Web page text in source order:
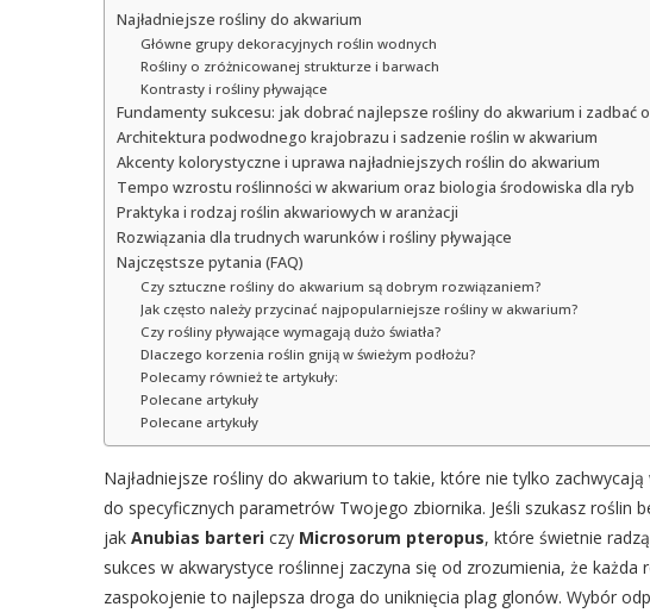
Najładniejsze rośliny do akwarium
Główne grupy dekoracyjnych roślin wodnych
Rośliny o zróżnicowanej strukturze i barwach
Kontrasty i rośliny pływające
Fundamenty sukcesu: jak dobrać najlepsze rośliny do akwarium i zadbać
Architektura podwodnego krajobrazu i sadzenie roślin w akwarium
Akcenty kolorystyczne i uprawa najładniejszych roślin do akwarium
Tempo wzrostu roślinności w akwarium oraz biologia środowiska dla ryb
Praktyka i rodzaj roślin akwariowych w aranżacji
Rozwiązania dla trudnych warunków i rośliny pływające
Najczęstsze pytania (FAQ)
Czy sztuczne rośliny do akwarium są dobrym rozwiązaniem?
Jak często należy przycinać najpopularniejsze rośliny w akwarium?
Czy rośliny pływające wymagają dużo światła?
Dlaczego korzenia roślin gniją w świeżym podłożu?
Polecamy również te artykuły:
Polecane artykuły
Polecane artykuły
Najładniejsze rośliny do akwarium to takie, które nie tylko
do specyficznych parametrów Twojego zbiornika. Jeśli szukasz roślin
jak Anubias barteri czy Microsorum pteropus, które świetnie
sukces w akwarystyce roślinnej zaczyna się od zrozumienia, że
zaspokojenie to najlepsza droga do uniknięcia plag glonów. Wybór